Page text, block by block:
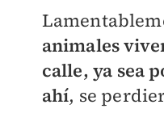
animales
calle, ya sea
ahí, se